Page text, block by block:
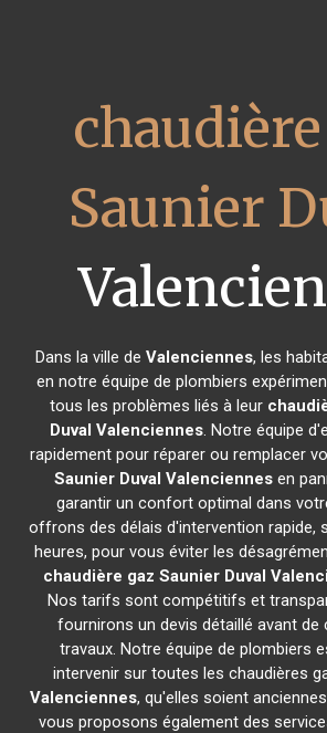
Saunier
Dans la ville deValenciennes, les
en notre équipe de plombiers
tous les problèmes liés à leur
Duval Valenciennes. Notre équipe
rapidement pour réparer ou remplacer
Saunier Duval Valenciennes en
garantir un confort optimal dans
offrons des délais d'intervention rapide,
heures, pour vous éviter les
chaudière gaz Saunier Duval
Nos tarifs sont compétitifs et
fournirons un devis détaillé avant de
travaux. Notre équipe de plombiers
intervenir sur toutes les chaudières
Valenciennes, qu'elles soient
vous proposons également des